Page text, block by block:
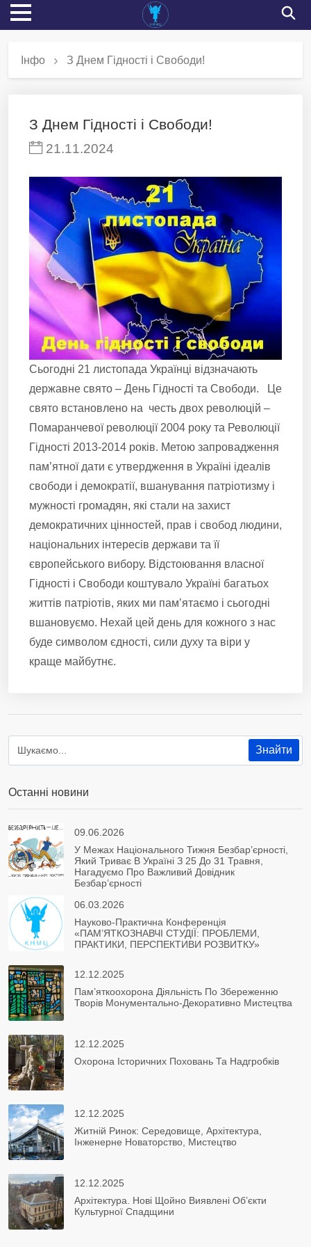
Інфо З Днем Гідності і Свободи!
З Днем Гідності і Свободи!
21.11.2024
Сьогодні 21 листопада Українці відзначають
державне свято – День Гідності та Свободи. Це
свято встановлено на честь двох революцій –
Помаранчевої революції 2004 року та Революції
Гідності 2013-2014 років. Метою запровадження
пам’ятної дати є утвердження в Україні ідеалів
свободи і демократії, вшанування патріотизму і
мужності громадян, які стали на захист
демократичних цінностей, прав і свобод людини,
національних інтересів держави та її
європейського вибору. Відстоювання власної
Гідності і Свободи коштувало Україні багатьох
життів патріотів, яких ми пам’ятаємо і сьогодні
вшановуємо. Нехай цей день для кожного з нас
буде символом єдності, сили духу та віри у
краще майбутнє.
Останні новини
09.06.2026
У Межах Національного Тижня Безбар’єрності,
Який Триває В Україні З 25 До 31 Травня,
Нагадуємо Про Важливий Довідник
Безбар’єрності
06.03.2026
Науково-Практична Конференція
«ПАМ’ЯТКОЗНАВЧІ СТУДІЇ: ПРОБЛЕМИ,
ПРАКТИКИ, ПЕРСПЕКТИВИ РОЗВИТКУ»
12.12.2025
Пам’яткоохорона Діяльність По Збереженню
Творів Монументально-Декоративно Мистецтва
12.12.2025
Охорона Історичних Поховань Та Надгробків
12.12.2025
Житній Ринок: Середовище, Архітектура,
Інженерне Новаторство, Мистецтво
12.12.2025
Архітектура. Нові Щойно Виявлені Об’єкти
Культурної Спадщини